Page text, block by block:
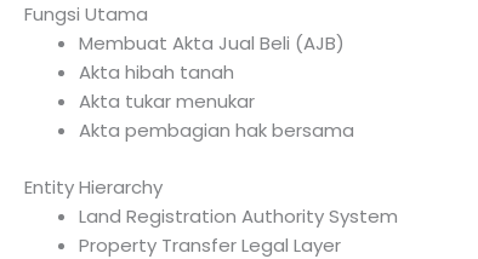
Fungsi Utama
Membuat Akta Jual Beli (AJB)
Akta hibah tanah
Akta tukar menukar
Akta pembagian hak bersama
Entity Hierarchy
Land Registration Authority System
Property Transfer Legal Layer